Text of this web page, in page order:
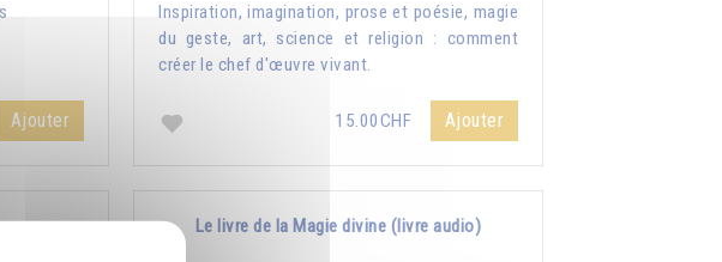
Ajouter
Inspiration, imagination, prose et poésie, magie
du geste, art, science et religion : comment
créer le chef d'œuvre vivant.
15.00CHF Ajouter
Le livre de la Magie divine (livre audio)